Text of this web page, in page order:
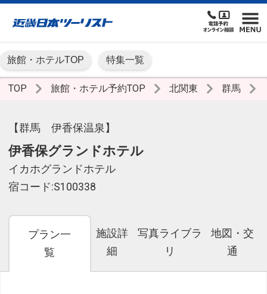
旅館・ホテルTOP 特集一覧
TOP 旅館・ホテル予約TOP 北関東 群馬
【群馬 伊香保温泉】
伊香保グランドホテル
イカホグランドホテル
宿コード:S100338
プラン一
覧
施設詳
細
写真ライブラ
リ
地図・交
通